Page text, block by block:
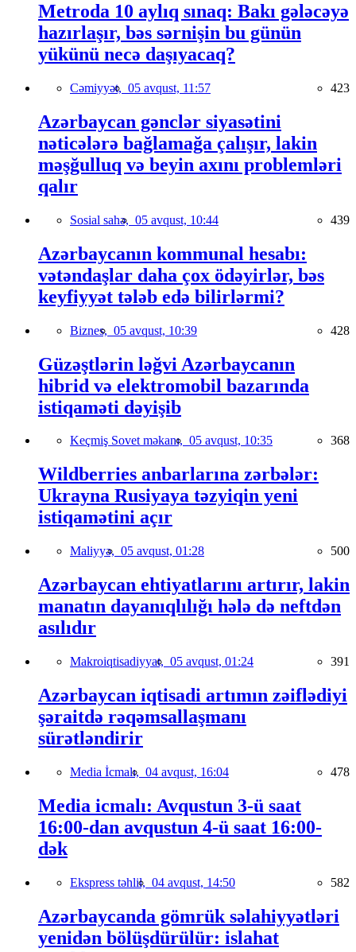
Metroda 10 aylıq sınaq: Bakı gələcəyə
hazırlaşır, bəs sərnişin bu günün
yükünü necə daşıyacaq?
Cəmiyyət, 05 avqust, 11:57 423
Azərbaycan gənclər siyasətini
nəticələrə bağlamağa çalışır, lakin
məşğulluq və beyin axını problemləri
qalır
Sosial sahə, 05 avqust, 10:44 439
Azərbaycanın kommunal hesabı:
vətəndaşlar daha çox ödəyirlər, bəs
keyfiyyət tələb edə bilirlərmi?
Biznes, 05 avqust, 10:39 428
Güzəştlərin ləğvi Azərbaycanın
hibrid və elektromobil bazarında
istiqaməti dəyişib
Keçmiş Sovet məkanı, 05 avqust, 10:35 368
Wildberries anbarlarına zərbələr:
Ukrayna Rusiyaya təzyiqin yeni
istiqamətini açır
Maliyyə, 05 avqust, 01:28 500
Azərbaycan ehtiyatlarını artırır, lakin
manatın dayanıqlılığı hələ də neftdən
asılıdır
Makroiqtisadiyyat, 05 avqust, 01:24 391
Azərbaycan iqtisadi artımın zəiflədiyi
şəraitdə rəqəmsallaşmanı
sürətləndirir
Media İcmalı, 04 avqust, 16:04 478
Media icmalı: Avqustun 3-ü saat
16:00-dan avqustun 4-ü saat 16:00-
dək
Ekspress təhlil, 04 avqust, 14:50 582
Azərbaycanda gömrük səlahiyyətləri
yenidən bölüşdürülür: islahat